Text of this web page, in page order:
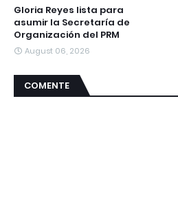
Gloria Reyes lista para
asumir la Secretaría de
Organización del PRM
August 06, 2026
COMENTE